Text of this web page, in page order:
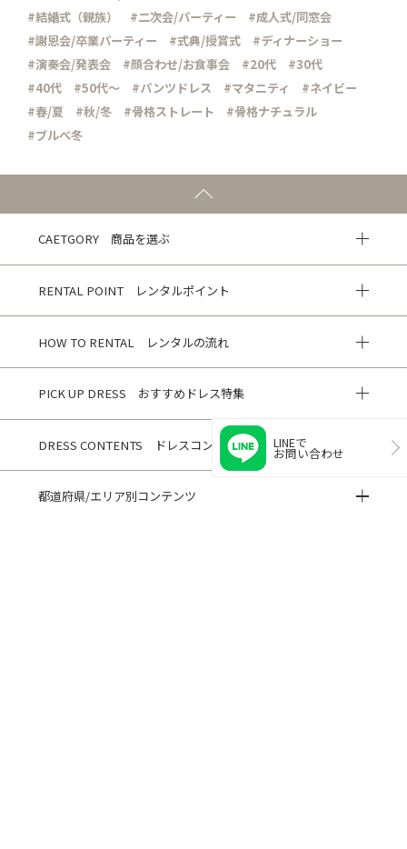
#結婚式（親族）
#二次会/パーティー
#成人式/同窓会
#謝恩会/卒業パーティー
#式典/授賞式
#ディナーショー
#演奏会/発表会
#顔合わせ/お食事会 #20代
#30代
#40代
#50代～ #パンツドレス #マタニティ
#ネイビー
#春/夏
#秋/冬 #骨格ストレート
#骨格ナチュラル
#ブルべ冬
CAETGORY 商品を選ぶ
RENTAL POINT レンタルポイント
HOW TO RENTAL レンタルの流れ
PICK UP DRESS おすすめドレス特集
DRESS CONTENTS ドレスコンテンツ
都道府県/エリア別コンテンツ
LINEで
お問い合わせ